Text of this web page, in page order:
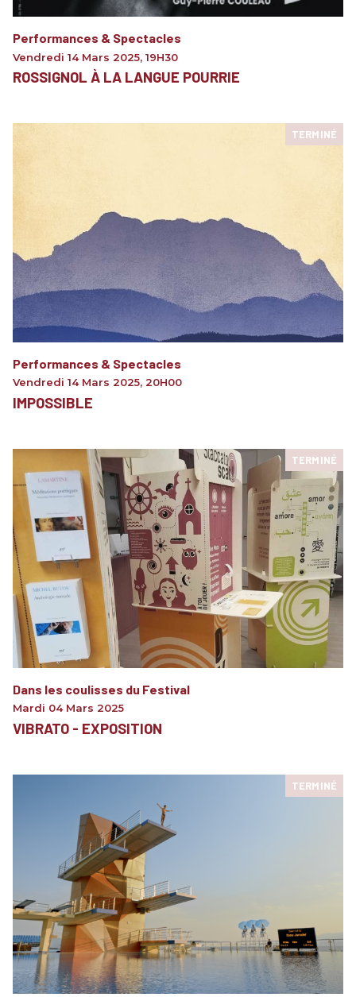
Performances & Spectacles
Vendredi 14 Mars 2025, 19H30
ROSSIGNOL À LA LANGUE POURRIE
TERMINÉ
Performances & Spectacles
Vendredi 14 Mars 2025, 20H00
IMPOSSIBLE
TERMINÉ
Dans les coulisses du Festival
Mardi 04 Mars 2025
VIBRATO - EXPOSITION
TERMINÉ